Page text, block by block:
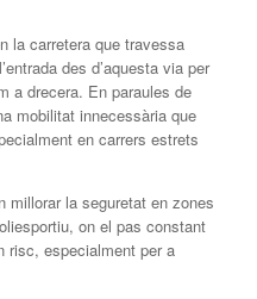
la carretera que travessa
des d’aquesta via per
a drecera. En paraules de
mobilitat innecessària que
en carrers estrets
millorar la seguretat en zones
on el pas constant
risc, especialment per a